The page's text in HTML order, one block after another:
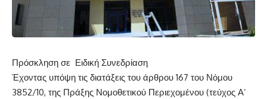
Πρόσκληση σε Ειδική Συνεδρίαση
Έχοντας υπόψη τις διατάξεις του άρθρου 167 του Νόμου
3852/10, της Πράξης Νομοθετικού Περιεχομένου (τεύχος Α’